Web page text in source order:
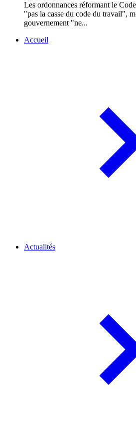
Les ordonnances réformant le
"pas la casse du code du travail",
gouvernement "ne...
Accueil
Actualités